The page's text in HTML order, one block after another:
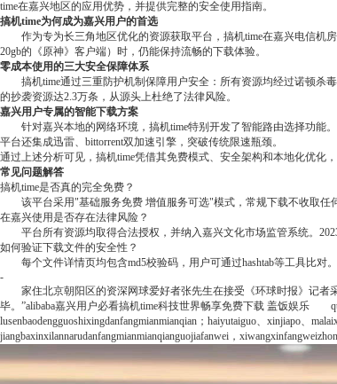
time在嘉兴地区的应用优势，并提供完整的安全使用指南。
搞机time为何成为嘉兴用户的首选
作为专为长三角地区优化的资源获取平台，搞机time在嘉兴电信机
20gb的《原神》客户端）时，仍能保持流畅的下载体验。
零成本使用的三大安全保障体系
搞机time通过三重防护机制保障用户安全：所有资源均经过诺顿杀
的抄袭资源达2.3万条，从源头上杜绝了法律风险。
嘉兴用户专属的智能下载方案
针对嘉兴本地的网络环境，搞机time特别开发了智能路由选择功能
平台还集成迅雷、bittorrent双加速引擎，突破传统限速瓶颈。
通过上述分析可见，搞机time凭借其免费模式、安全架构和本地化优
常见问题解答
搞机time是否真的完全免费？
该平台采用"基础服务免费 增值服务可选"模式，常规下载不收取任
在嘉兴使用是否存在法律风险？
平台所有资源均取得合法授权，并纳入嘉兴文化市场监管系统。
如何验证下载文件的安全性？
每个文件详情页均包含md5校验码，用户可通过hashtab等工具比
-
家住北京朝阳区的资深网球爱好者张先生在接受《环球时报》记者
毕。”alibaba嘉兴用户必看搞机time科技世界畅享免费下载 盖饭娱乐
lusenbaodengguoshixingdanfangmianmianqian；haiyutaiguo、xinjiapo、
jiangbaxinxilannarudanfangmianmianqianguojiafanwei，